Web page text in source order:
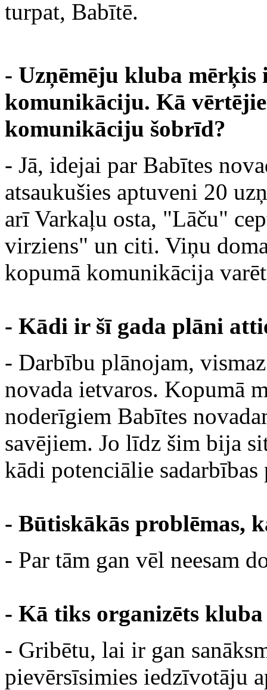
turpat, Babītē.
- Uzņēmēju kluba mērķis
komunikāciju. Kā
komunikāciju šobrīd?
- Jā, idejai par Babītes
atsaukušies aptuveni 20
arī Varkaļu osta, "Lāču"
virziens" un citi. Viņu
kopumā komunikācija
- Kādi ir šī gada plāni
- Darbību plānojam,
novada ietvaros. Kopumā
noderīgiem Babītes
savējiem. Jo līdz šim bija
kādi potenciālie
- Būtiskākās problēmas,
- Par tām gan vēl neesam
- Kā tiks organizēts
- Gribētu, lai ir gan
pievērsīsimies iedzīvotāju